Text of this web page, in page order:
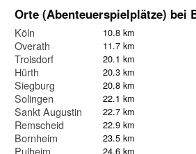
Orte (Abenteuerspielplätze) bei
Köln 10.8 km
Overath 11.7 km
Troisdorf 20.1 km
Hürth 20.3 km
Siegburg 20.8 km
Solingen 22.1 km
Sankt Augustin 22.7 km
Remscheid 22.9 km
Bornheim 23.5 km
24.6 km